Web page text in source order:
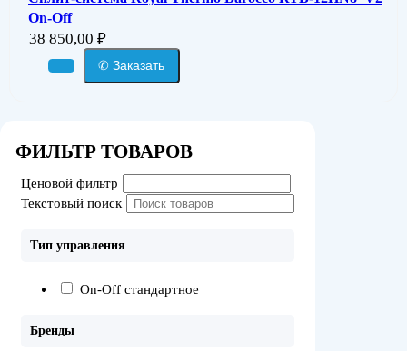
On-Off
38 850,00 ₽
✆ Заказать
ФИЛЬТР ТОВАРОВ
Ценовой фильтр
Текстовый поиск
Тип управления
On-Off стандартное
Бренды